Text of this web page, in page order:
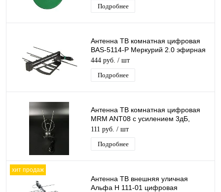
Подробнее
Антенна ТВ комнатная цифровая
BAS-5114-P Меркурий 2.0 эфирная
для DVB-T2 телевидения
444 руб. / шт
Подробнее
Антенна ТВ комнатная цифровая
MRM ANT08 с усилением 3дБ,
эфирная для DVB-T2 телевидения
111 руб. / шт
Подробнее
хит продаж
Антенна ТВ внешняя уличная
Альфа Н 111-01 цифровая